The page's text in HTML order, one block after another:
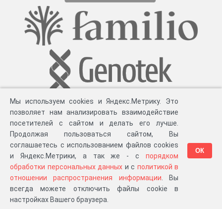
Разработка компании «Великіе предки», 2023-2026 гг. Блог.Суть проекта
Персональные данные.Распространение информации . ЧаВО. Сборка 111.35
Мы используем cookies и Яндекс.Метрику. Это
позволяет нам анализировать взаимодействие
посетителей с сайтом и делать его лучше.
Продолжая пользоваться сайтом, Вы
соглашаетесь с использованием файлов cookies
и Яндекс.Метрики, а так же - с порядком
обработки персональных данных и с политикой в
отношении распространения информации . Вы
всегда можете отключить файлы cookie в
настройках Вашего браузера.
ОК
в «Мои документы»
…или в один из ваших проектов: